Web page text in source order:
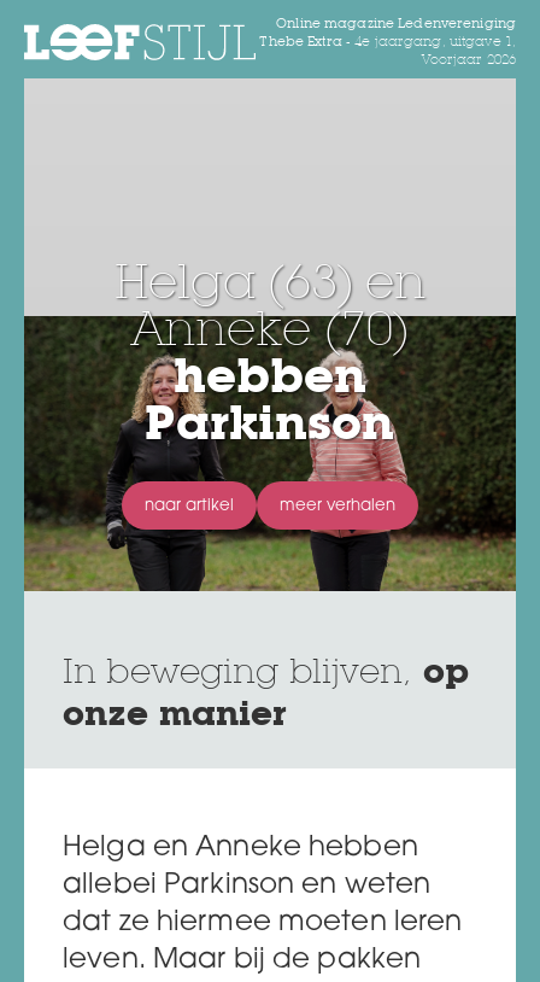
Online magazine Ledenvereniging
Thebe Extra -4e jaargang, uitgave 1,
Voorjaar 2026
Helga (63) en
Anneke (70)
hebben
Parkinson
naar artikel meer verhalen
In beweging blijven, op
onze manier
Helga en Anneke hebben
allebei Parkinson en weten
dat ze hiermee moeten leren
leven. Maar bij de pakken